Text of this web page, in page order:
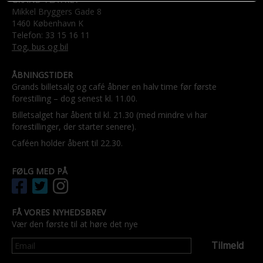
Mikkel Bryggers Gade 8
1460 København K
Telefon: 33 15 16 11
Tog, bus og bil
ÅBNINGSTIDER
Grands billetsalg og café åbner en halv time før første
forestilling – dog senest kl. 11.00.
Billetsalget har åbent til kl. 21.30 (med mindre vi har
forestillinger, der starter senere).
Caféen holder åbent til 22.30.
FØLG MED PÅ
FÅ VORES NYHEDSBREV
Vær den første til at høre det nye
Tilmeld